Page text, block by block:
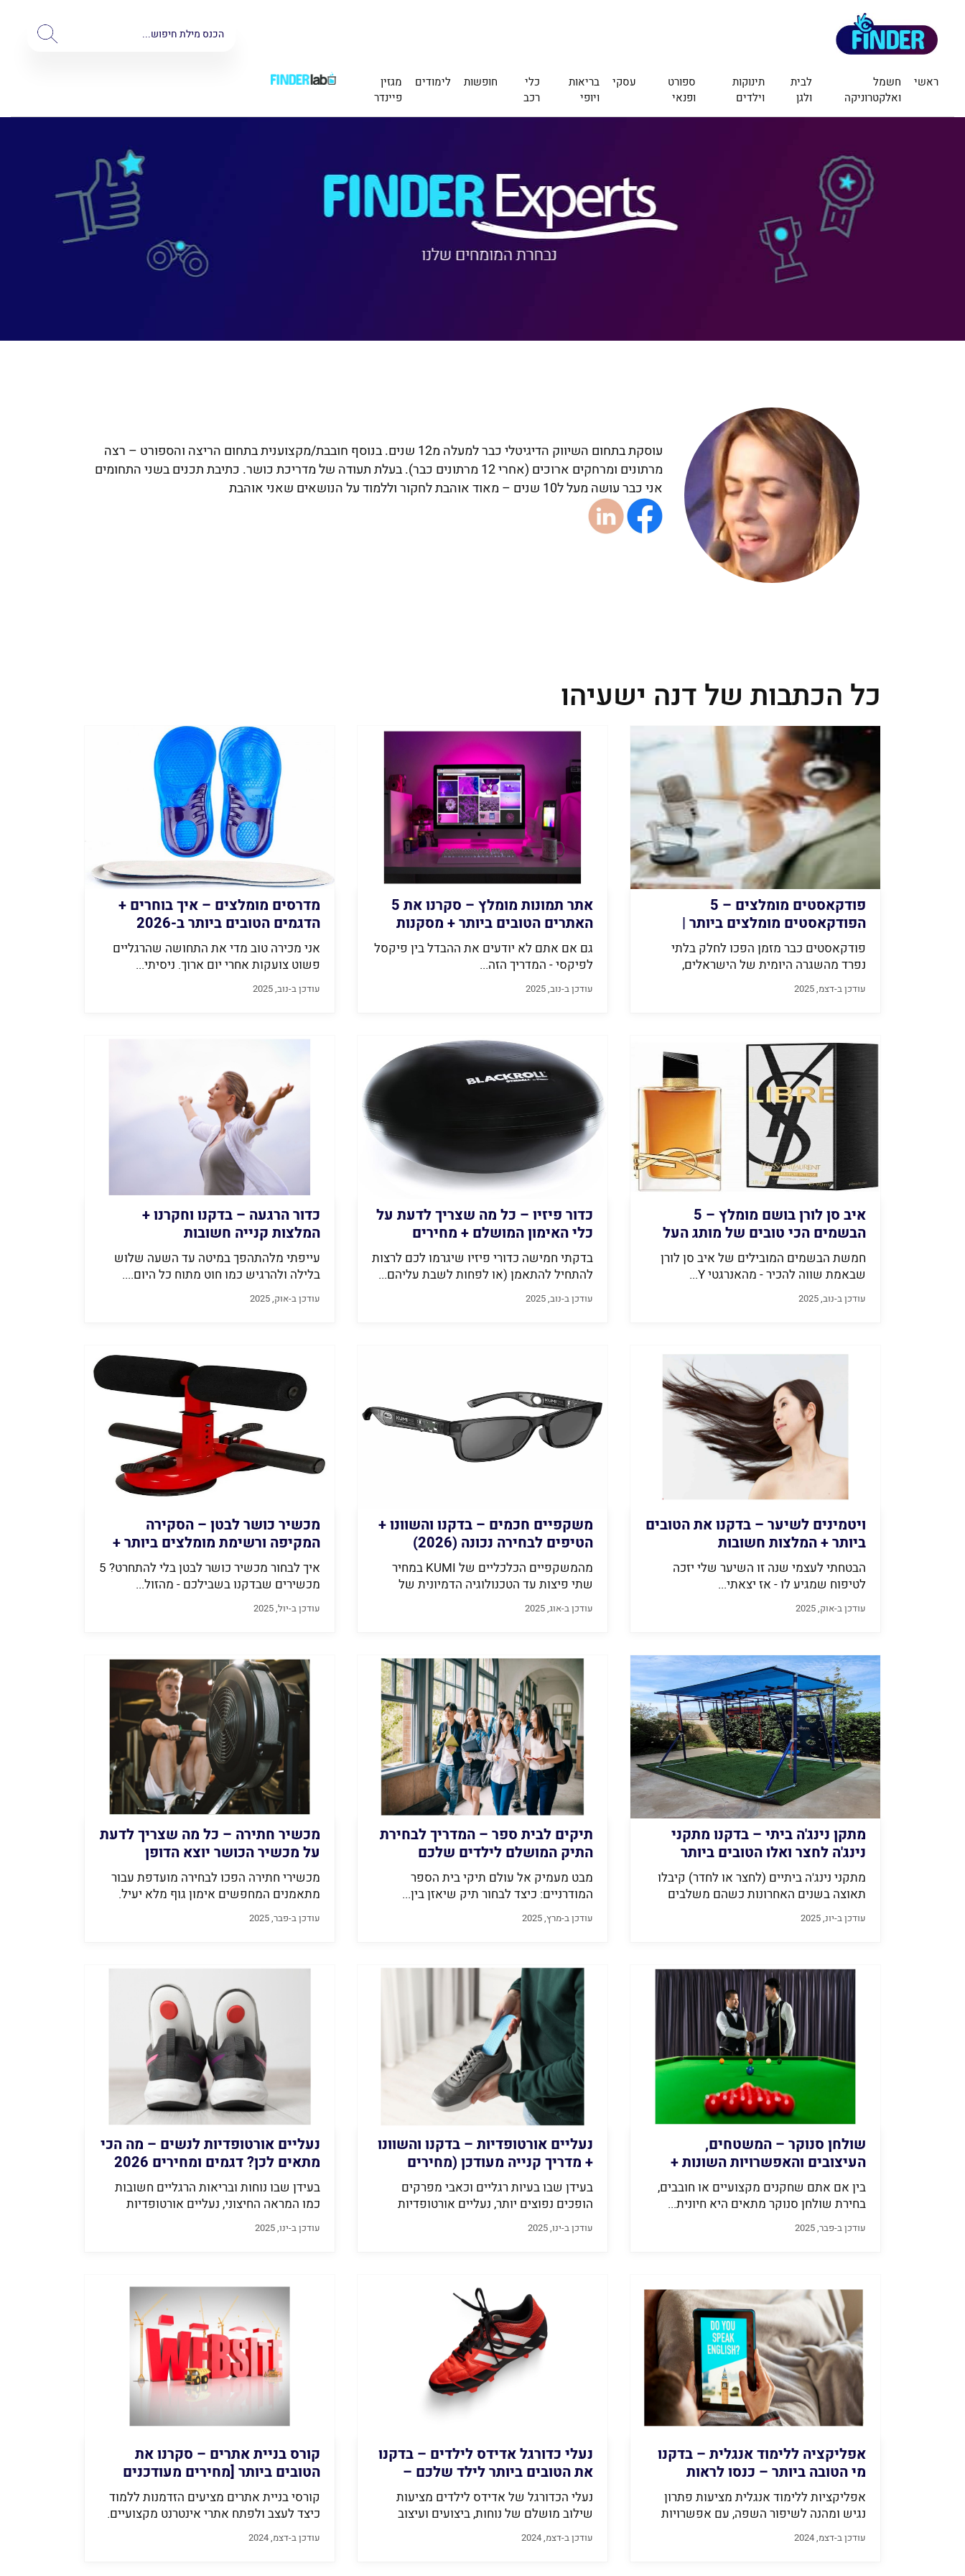
ראשי
חשמל
ואלקטרוניקה
לבית
ולגן
תינוקות
וילדים
ספורט
ופנאי
עסקי
בריאות
ויופי
כלי
רכב
חופשות לימודים
מגזין
פיינדר
עוסקת בתחום השיווק הדיגיטלי כבר למעלה מ12 שנים. בנוסף חובבת/מקצוענית בתחום הריצה והספורט – רצה
מרתונים ומרחקים ארוכים (אחרי 12 מרתונים כבר). בעלת תעודה של מדריכת כושר. כתיבת תכנים בשני התחומים
אני כבר עושה מעל ל10 שנים – מאוד אוהבת לחקור וללמוד על הנושאים שאני אוהבת
כל הכתבות של דנה ישעיהו
פודקאסטים מומלצים – 5
הפודקאסטים מומלצים ביותר |
Finder
פודקאסטים כבר מזמן הפכו לחלק בלתי
נפרד מהשגרה היומית של הישראלים,
וכנראה שיש...
עודכן ב-דצמ, 2025
אתר תמונות מומלץ – סקרנו את 5
האתרים הטובים ביותר + מסקנות
גם אם אתם לא יודעים את ההבדל בין פיקסל
לפיקסי - המדריך הזה...
עודכן ב-נוב, 2025
מדרסים מומלצים – איך בוחרים +
הדגמים הטובים ביותר ב-2026
אני מכירה טוב מדי את התחושה שהרגליים
פשוט צועקות אחרי יום ארוך. ניסיתי...
עודכן ב-נוב, 2025
איב סן לורן בושם מומלץ – 5
הבשמים הכי טובים של מותג העל
ב-2026
חמשת הבשמים המובילים של איב סן לורן
שבאמת שווה להכיר - מהאנרגטי Y...
עודכן ב-נוב, 2025
כדור פיזיו – כל מה שצריך לדעת על
כלי האימון המושלם + מחירים
ועלויות
בדקתי חמישה כדורי פיזיו שיגרמו לכם לרצות
להתחיל להתאמן (או לפחות לשבת עליהם...
עודכן ב-נוב, 2025
כדור הרגעה – בדקנו וחקרנו +
המלצות קנייה חשובות
עייפתי מלהתהפך במיטה עד השעה שלוש
בלילה ולהרגיש כמו חוט מתוח כל היום....
עודכן ב-אוק, 2025
ויטמינים לשיער – בדקנו את הטובים
ביותר + המלצות חשובות
הבטחתי לעצמי שנה זו השיער שלי יזכה
לטיפוח שמגיע לו - אז יצאתי...
עודכן ב-אוק, 2025
משקפיים חכמים – בדקנו והשוונו +
הטיפים לבחירה נכונה (2026)
מהמשקפיים הכלכליים של KUMI במחיר
שתי פיצות עד הטכנולוגיה הדמיונית של
עודכן ב-אוג, 2025
מכשיר כושר לבטן – הסקירה
המקיפה ורשימת מומלצים ביותר +
מחירים
איך לבחור מכשיר כושר לבטן בלי להתחרט? 5
מכשירים שבדקנו בשבילכם - מהזול...
עודכן ב-יול, 2025
מתקן נינג'ה ביתי – בדקנו מתקני
נינג'ה לחצר ואלו הטובים ביותר
ב-2026
מתקני נינג'ה ביתיים (לחצר או לחדר) קיבלו
תאוצה בשנים האחרונות כשהם משלבים
עודכן ב-יונ, 2025
תיקים לבית ספר – המדריך לבחירת
התיק המושלם לילדים שלכם
מבט מעמיק אל עולם תיקי בית הספר
המודרניים: כיצד לבחור תיק שיאזן בין...
עודכן ב-מרץ, 2025
מכשיר חתירה – כל מה שצריך לדעת
על מכשיר הכושר יוצא הדופן
שישנה את חייכם
מכשירי חתירה הפכו לבחירה מועדפת עבור
מתאמנים המחפשים אימון גוף מלא יעיל.
עודכן ב-פבר, 2025
שולחן סנוקר – המשטחים,
העיצובים והאפשרויות השונות +
סקירה מקיפה (2026)
בין אם אתם שחקנים מקצועיים או חובבים,
בחירת שולחן סנוקר מתאים היא חיונית...
עודכן ב-פבר, 2025
נעליים אורטופדיות – בדקנו והשוונו
+ מדריך קנייה מעודכן (מחירים
2026)
בעידן שבו בעיות רגליים וכאבי מפרקים
הופכים נפוצים יותר, נעליים אורטופדיות
מציעות פתרון...
עודכן ב-ינו, 2025
נעליים אורטופדיות לנשים – מה הכי
מתאים לכן? דגמים ומחירים 2026
בעידן שבו נוחות ובריאות הרגליים חשובות
כמו המראה החיצוני, נעליים אורטופדיות
הפכו לחלק...
עודכן ב-ינו, 2025
אפליקציה ללימוד אנגלית – בדקנו
מי הטובה ביותר – כנסו לראות
[מעודכן 2026]
אפליקציות ללימוד אנגלית מציעות פתרון
נגיש ומהנה לשיפור השפה, עם אפשרויות
מגוונות כמו...
עודכן ב-דצמ, 2024
נעלי כדורגל אדידס לילדים – בדקנו
את הטובים ביותר לילד שלכם –
המסקנות בפנים (2026)
נעלי הכדורגל של אדידס לילדים מציעות
שילוב מושלם של נוחות, ביצועים ועיצוב
עודכן ב-דצמ, 2024
קורס בניית אתרים – סקרנו את
הטובים ביותר [מחירים מעודכנים
2026]
קורסי בניית אתרים מציעים הזדמנות ללמוד
כיצד לעצב ולפתח אתרי אינטרנט מקצועיים.
עודכן ב-דצמ, 2024